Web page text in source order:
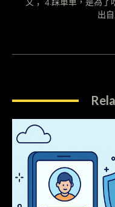
文； 4.踩單車，是為了
出